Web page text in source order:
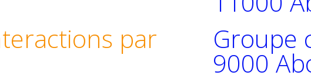
par
Groupe
9000